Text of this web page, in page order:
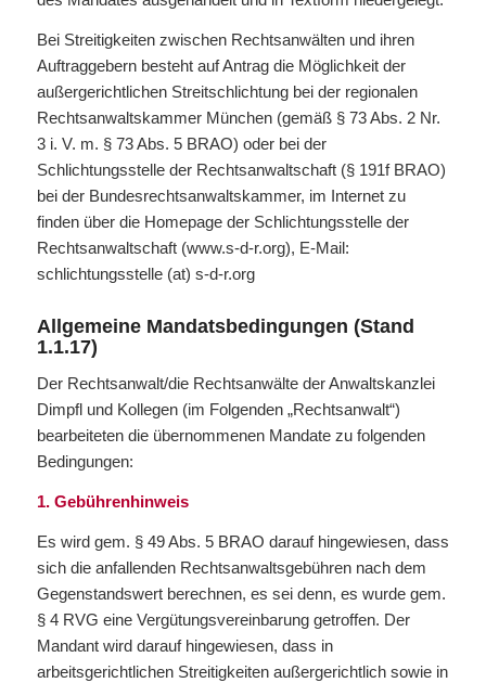
Bei Streitigkeiten zwischen Rechtsanwälten und ihren
Auftraggebern besteht auf Antrag die Möglichkeit der
außergerichtlichen Streitschlichtung bei der regionalen
Rechtsanwaltskammer München (gemäß § 73 Abs. 2 Nr.
3 i. V. m. § 73 Abs. 5 BRAO) oder bei der
Schlichtungsstelle der Rechtsanwaltschaft (§ 191f BRAO)
bei der Bundesrechtsanwaltskammer, im Internet zu
finden über die Homepage der Schlichtungsstelle der
Rechtsanwaltschaft (www.s-d-r.org), E-Mail:
schlichtungsstelle (at) s-d-r.org
Allgemeine Mandatsbedingungen (Stand
1.1.17)
Der Rechtsanwalt/die Rechtsanwälte der Anwaltskanzlei
Dimpfl und Kollegen (im Folgenden „Rechtsanwalt“)
bearbeiteten die übernommenen Mandate zu folgenden
Bedingungen:
1. Gebührenhinweis
Es wird gem. § 49 Abs. 5 BRAO darauf hingewiesen, dass
sich die anfallenden Rechtsanwaltsgebühren nach dem
Gegenstandswert berechnen, es sei denn, es wurde gem.
§ 4 RVG eine Vergütungsvereinbarung getroffen. Der
Mandant wird darauf hingewiesen, dass in
arbeitsgerichtlichen Streitigkeiten außergerichtlich sowie in